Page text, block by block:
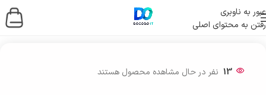
عبور به ناوبری
رفتن به محتوای اصلی
خانه/ چاپگرها و اسکنرها
13 نفر در حال مشاهده محصول هستند